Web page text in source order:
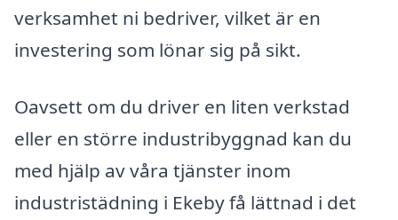
verksamhet ni bedriver, vilket är en
investering som lönar sig på sikt.
Oavsett om du driver en liten verkstad
eller en större industribyggnad kan du
med hjälp av våra tjänster inom
industristädning i Ekeby få lättnad i det